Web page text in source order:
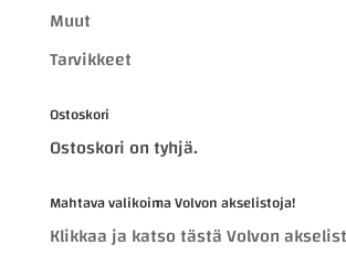
Muut
Tarvikkeet
Ostoskori
Ostoskori on tyhjä.
Mahtava valikoima Volvon akselistoja!
Klikkaa ja katso tästä Volvon